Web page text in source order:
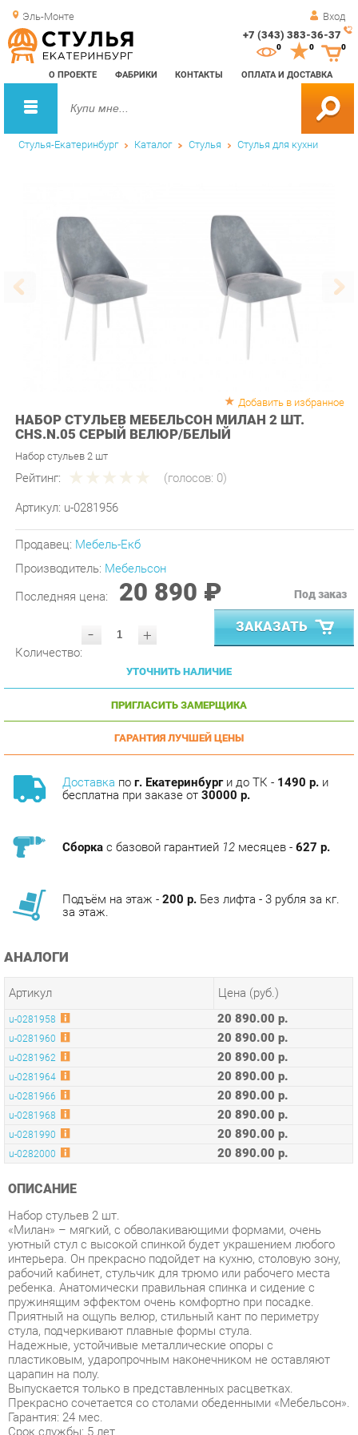
Эль-Монте Вход
+7 (343) 383-36-37
О ПРОЕКТЕ ФАБРИКИ КОНТАКТЫ ОПЛАТА И ДОСТАВКА
0 0
Стулья-Екатеринбург Каталог Стулья Стулья для кухни
НАБОР СТУЛЬЕВ МЕБЕЛЬСОН МИЛАН 2 ШТ.
CHS.N.05 СЕРЫЙ ВЕЛЮР/БЕЛЫЙ
Набор стульев 2 шт
Рейтинг:
u-0281956
Производитель:Мебельсон
Последняя цена:
20 890 ₽
- ЗАКАЗАТЬ
УТОЧНИТЬ НАЛИЧИЕ
ПРИГЛАСИТЬ ЗАМЕРЩИКА
ГАРАНТИЯ ЛУЧШЕЙ ЦЕНЫ
Доставкапог. Екатеринбурги до ТК -1490 р.и
АНАЛОГИ
Артикул
u-0281958 20 890.00 р.
u-0281960 20 890.00 р.
u-0281962 20 890.00 р.
u-0281964 20 890.00 р.
u-0281966 20 890.00 р.
20 890.00 р.
20 890.00 р.
ОПИСАНИЕ
Набор стульев 2 шт.
«Милан» – мягкий, с обволакивающими формами, очень
уютный стул с высокой спинкой будет украшением любого
интерьера. Он прекрасно подойдет на кухню, столовую зону,
рабочий кабинет, стульчик для трюмо или рабочего места
ребенка. Анатомически правильная спинка и сидение с
пружинящим эффектом очень комфортно при посадке.
Приятный на ощупь велюр, стильный кант по периметру
стула, подчеркивают плавные формы стула.
Надежные, устойчивые металлические опоры с
пластиковым, ударопрочным наконечником не оставляют
царапин на полу.
Выпускается только в представленных расцветках.
Прекрасно сочетается со столами обеденными «Мебельсон».
Гарантия: 24 мес.
Срок службы: 5 лет
Габаритные размеры (ШхГхВ мм): 560х600х900
Высота от пола до сидения (мм): 500
Высота спинки (мм): 440
Глубина сидения (мм): 460 мм